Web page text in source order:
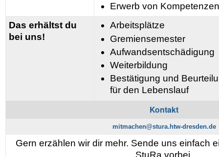
Erwerb von Kompetenzen
Das erhältst du
bei uns!
Arbeitsplätze
Gremiensemester
Aufwandsentschädigung
Weiterbildung
Bestätigung und
für den Lebenslauf
Kontakt
mitmachen@stura.htw-dresden.de
Gern erzählen wir dir mehr. Sende uns einfach